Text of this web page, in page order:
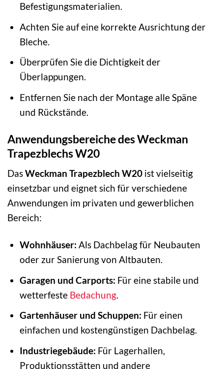
Befestigungsmaterialien.
Achten Sie auf eine korrekte Ausrichtung der
Bleche.
Überprüfen Sie die Dichtigkeit der
Überlappungen.
Entfernen Sie nach der Montage alle Späne
und Rückstände.
Anwendungsbereiche des Weckman
Trapezblechs W20
DasWeckman Trapezblech W20 ist vielseitig
einsetzbar und eignet sich für verschiedene
Anwendungen im privaten und gewerblichen
Bereich:
Wohnhäuser: Als Dachbelag für Neubauten
oder zur Sanierung von Altbauten.
Garagen und Carports: Für eine stabile und
wetterfeste Bedachung.
Gartenhäuser und Schuppen: Für einen
einfachen und kostengünstigen Dachbelag.
Industriegebäude: Für Lagerhallen,
Produktionsstätten und andere